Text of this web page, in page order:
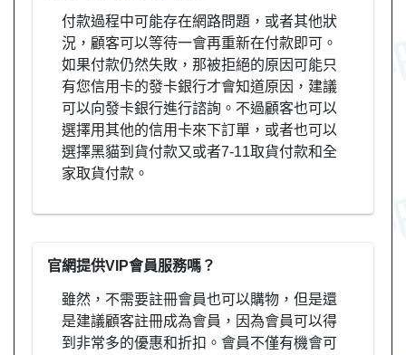
付款過程中可能存在網路問題，或者其他狀
況，顧客可以等待一會再重新在付款即可。
如果付款仍然失敗，那被拒絕的原因可能只
有您信用卡的發卡銀行才會知道原因，建議
可以向發卡銀行進行諮詢。不過顧客也可以
選擇用其他的信用卡來下訂單，或者也可以
選擇黑貓到貨付款又或者7-11取貨付款和全
家取貨付款。
官網提供VIP會員服務嗎？
雖然，不需要註冊會員也可以購物，但是還
是建議顧客註冊成為會員，因為會員可以得
到非常多的優惠和折扣。會員不僅有機會可